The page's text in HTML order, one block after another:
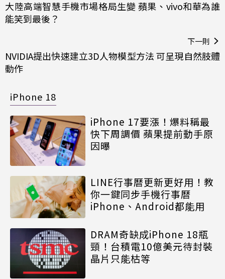
大陸高端智慧手機市場格局生變 蘋果、vivo和華為誰
能笑到最後？
下一則
NVIDIA提出快速建立3D人物模型方法 可呈現自然肢體
動作
iPhone 18
iPhone 17要漲！爆料稱最
快下周調價 蘋果提前動手原
因曝
LINE行事曆更新更好用！教
你一鍵同步手機行事曆
iPhone、Android都能用
DRAM奇缺成iPhone 18瓶
頸！台積電10億美元待封裝
晶片只能枯等